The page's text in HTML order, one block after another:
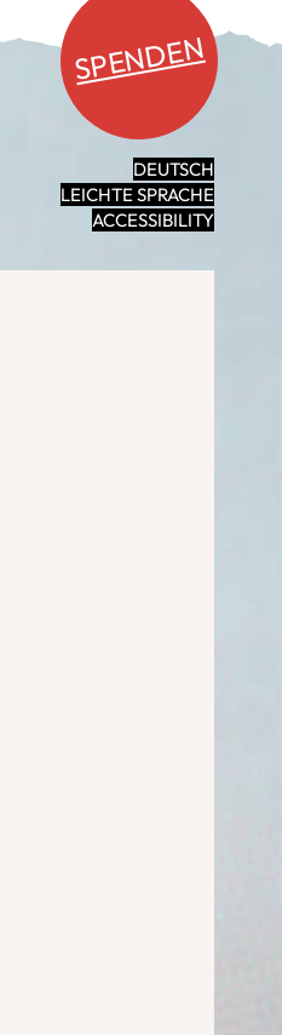
SPENDEN
DEUTSCH
LEICHTE SPRACHE
ACCESSIBILITY